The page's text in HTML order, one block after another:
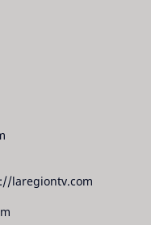
laregiontv.com